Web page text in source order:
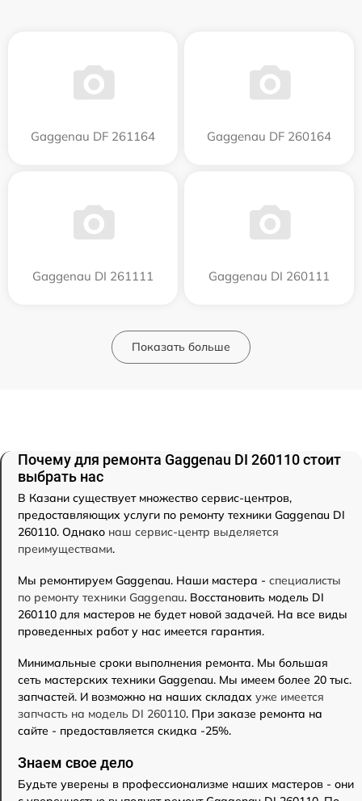
Gaggenau DF 261164 Gaggenau DF 260164
Gaggenau DI 261111 Gaggenau DI 260111
Показать больше
Почему для ремонта Gaggenau DI 260110 стоит
выбрать нас
В Казани существует множество сервис-центров,
предоставляющих услуги по ремонту техники Gaggenau DI
260110. Однако наш сервис-центр выделяется
преимуществами.
Мы ремонтируем Gaggenau. Наши мастера - специалисты
по ремонту техники Gaggenau. Восстановить модель DI
260110 для мастеров не будет новой задачей. На все виды
проведенных работ у нас имеется гарантия.
Минимальные сроки выполнения ремонта. Мы большая
сеть мастерских техники Gaggenau. Мы имеем более 20 тыс.
запчастей. И возможно на наших складах уже имеется
запчасть на модель DI 260110. При заказе ремонта на
сайте - предоставляется скидка -25%.
Знаем свое дело
Будьте уверены в профессионализме наших мастеров - они